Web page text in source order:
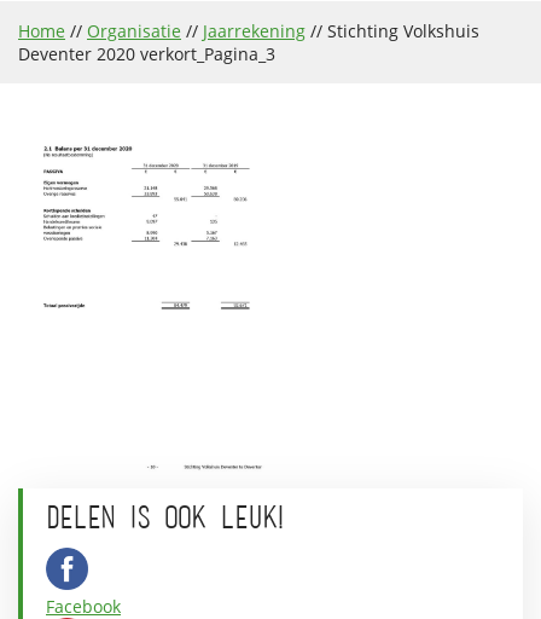
Home // Organisatie // Jaarrekening // Stichting Volkshuis
Deventer 2020 verkort_Pagina_3
DELEN IS OOK LEUK!
Facebook